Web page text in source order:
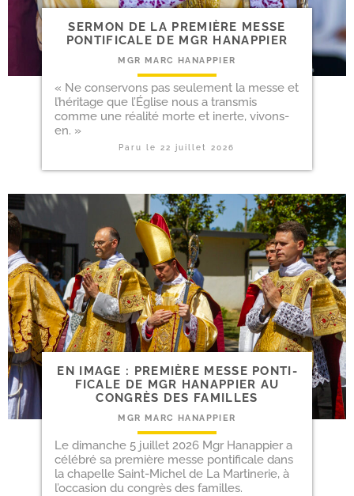
SERMON DE LA PRE­MIÈRE MESSE
PON­TI­FI­CALE DE MGR HANAPPIER
MGR MARC HANAPPIER
« Ne conser­vons pas seule­ment la messe et
l’hé­ri­tage que l’Église nous a trans­mis
comme une réa­li­té morte et inerte, vivons-
en. »
Paru le22 juillet 2026
EN IMAGE : PRE­MIÈRE MESSE PON­TI­
FI­CALE DE MGR HANAPPIER AU
CONGRÈS DES FAMILLES
MGR MARC HANAPPIER
Le dimanche 5 juillet 2026 Mgr Hanappier a
célé­bré sa pre­mière messe pon­ti­fi­cale dans
la cha­pelle Saint-​Michel de La Martinerie, à
l’oc­ca­sion du congrès des familles.